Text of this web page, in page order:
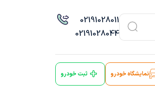
02191028011
02191028044
نمایشگاه خودرو ثبت خودرو